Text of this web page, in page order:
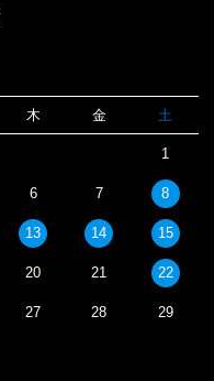
木 金 土
1
6 7 8
13 14 15
20 21 22
27 28 29